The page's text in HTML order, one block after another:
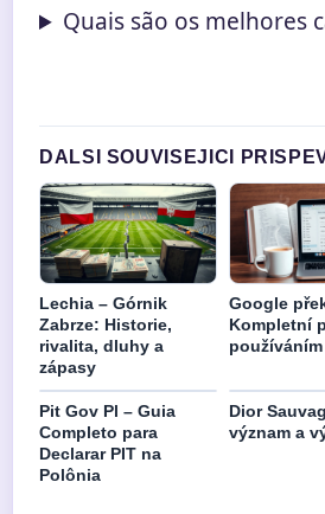
Quais são os melhores
DALSI SOUVISEJICI
Lechia – Górnik
Zabrze: Historie,
rivalita, dluhy a
zápasy
Google
Kompletní
Pit Gov Pl – Guia
Completo para
Declarar PIT na
Polônia
Dior
význam a